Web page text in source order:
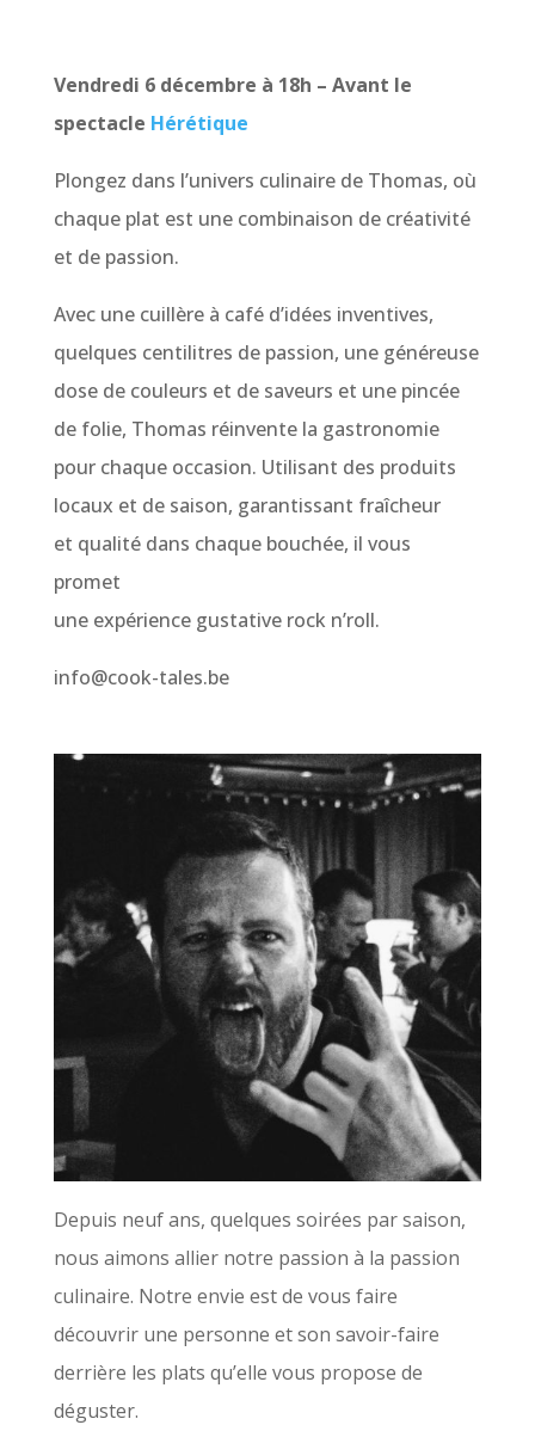
Vendredi 6 décembre à 18h – Avant le
spectacle Hérétique
Plongez dans l’univers culinaire de Thomas, où
chaque plat est une combinaison de créativité
et de passion.
Avec une cuillère à café d’idées inventives,
quelques centilitres de passion, une généreuse
dose de couleurs et de saveurs et une pincée
de folie, Thomas réinvente la gastronomie
pour chaque occasion. Utilisant des produits
locaux et de saison, garantissant fraîcheur
et qualité dans chaque bouchée, il vous
promet
une expérience gustative rock n’roll.
info@cook-tales.be
Depuis neuf ans, quelques soirées par saison,
nous aimons allier notre passion à la passion
culinaire. Notre envie est de vous faire
découvrir une personne et son savoir-faire
derrière les plats qu’elle vous propose de
déguster.